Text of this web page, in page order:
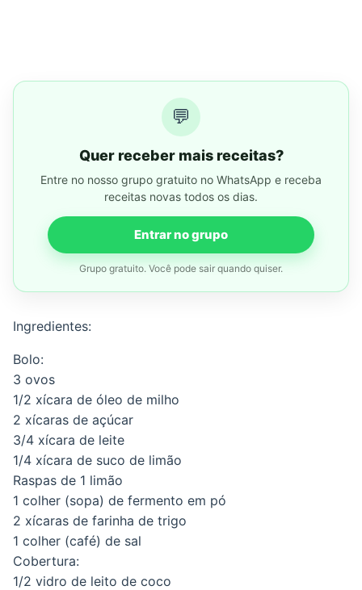
💬
Quer receber mais receitas?
Entre no nosso grupo gratuito no WhatsApp e receba
receitas novas todos os dias.
Entrar no grupo
Grupo gratuito. Você pode sair quando quiser.
Ingredientes:
Bolo:
3 ovos
1/2 xícara de óleo de milho
2 xícaras de açúcar
3/4 xícara de leite
1/4 xícara de suco de limão
Raspas de 1 limão
1 colher (sopa) de fermento em pó
2 xícaras de farinha de trigo
1 colher (café) de sal
Cobertura:
1/2 vidro de leito de coco